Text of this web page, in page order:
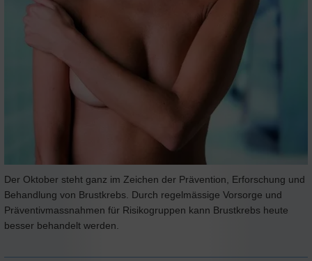
Der Oktober steht ganz im Zeichen der Prävention, Erforschung und
Behandlung von Brustkrebs. Durch regelmässige Vorsorge und
Präventivmassnahmen für Risikogruppen kann Brustkrebs heute
besser behandelt werden.